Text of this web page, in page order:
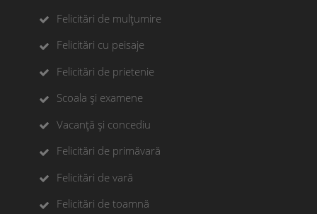
Felicitări de mulțumire
Felicitări cu peisaje
Felicitări de prietenie
Scoala și examene
Vacanță și concediu
Felicitări de primăvară
Felicitări de vară
Felicitări de toamnă